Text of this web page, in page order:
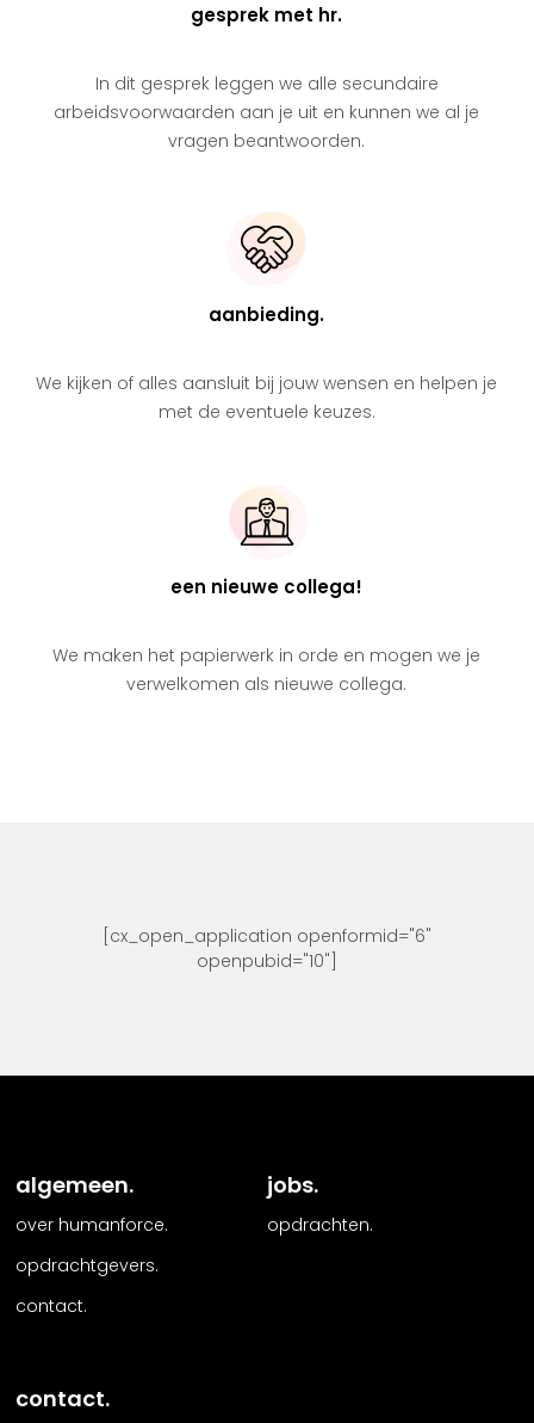
gesprek met hr.
In dit gesprek leggen we alle secundaire
arbeidsvoorwaarden aan je uit en kunnen we al je
vragen beantwoorden.
aanbieding.
We kijken of alles aansluit bij jouw wensen en helpen je
met de eventuele keuzes.
een nieuwe collega!
We maken het papierwerk in orde en mogen we je
verwelkomen als nieuwe collega.
[cx_open_application openformid="6"
openpubid="10"]
algemeen.
over humanforce.
opdrachtgevers.
contact.
jobs.
opdrachten.
contact.